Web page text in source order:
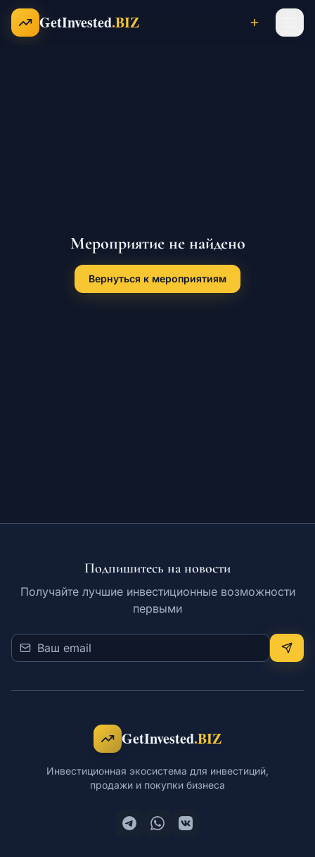
Перейти к содержимому
GetInvested.BIZ
Инвесторы
Карьера
Мероприятие не найдено
Вернуться к мероприятиям
Подпишитесь на новости
Получайте лучшие инвестиционные возможности
первыми
GetInvested.BIZ
Инвестиционная экосистема для инвестиций,
продажи и покупки бизнеса